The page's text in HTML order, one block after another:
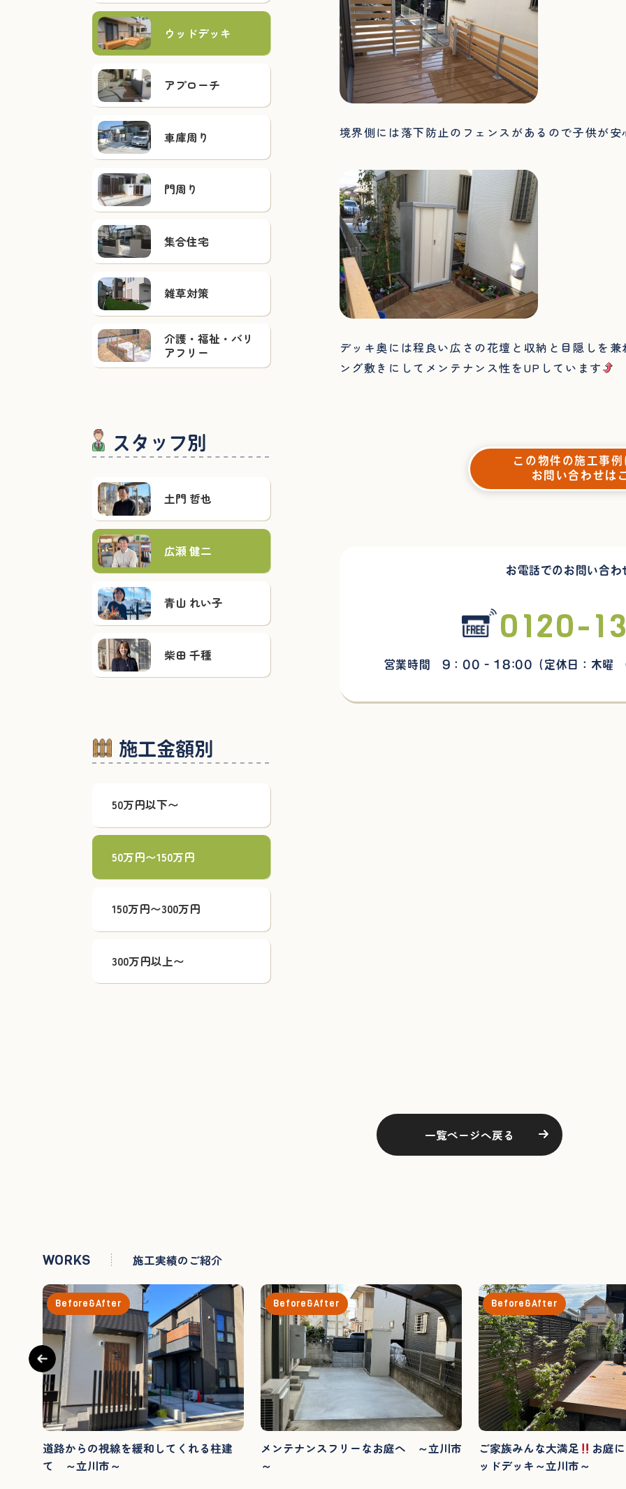
境界側には落下防止のフェンスがあるので子供が安
デッキ奥には程良い広さの花壇と収納と目隠しを兼
ング敷きにしてメンテナンス性をUPしています
この物件の施工事例
お問い合わせは
お電話でのお問い合わ
0120-
営業時間 9：00 - 18:00 （定休日：木
ウッドデッキ
アプローチ
車庫周り
門周り
集合住宅
雑草対策
介護・福祉・バリ
アフリー
スタッフ別
土門 哲也
広瀬 健二
青山 れい子
柴田 千種
施工金額別
50万円以下〜
50万円〜150万円
150万円〜300万円
300万円以上〜
一覧ページへ戻る
WORKS 施工実績のご紹介
Before&After
道路からの視線を緩和してくれる柱建
て ～立川市～
Before&After
メンテナンスフリーなお庭へ ～立川市
～
Before&After
ご家族みんな大満足
お庭
ッドデッキ～立川市～